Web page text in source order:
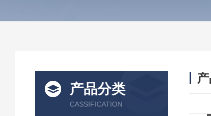
产品分类
CASSIFICATION